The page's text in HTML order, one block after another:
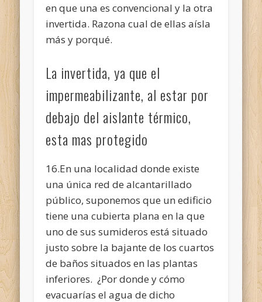
en que una es convencional y la otra
invertida. Razona cual de ellas aísla
más y porqué.
La invertida, ya que el
impermeabilizante, al estar por
debajo del aislante térmico,
esta mas protegido
16.En una localidad donde existe
una única red de alcantarillado
público, suponemos que un edificio
tiene una cubierta plana en la que
uno de sus sumideros está situado
justo sobre la bajante de los cuartos
de baños situados en las plantas
inferiores. ¿Por donde y cómo
evacuarías el agua de dicho